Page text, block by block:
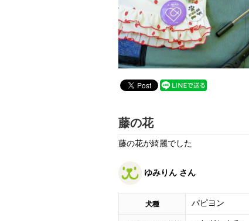
藤の花
藤の花が綺麗でした
ゆみりん さん
犬種 パピヨン